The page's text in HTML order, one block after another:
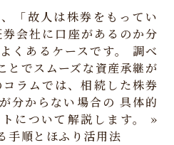
「故人は株券をもってい
券会社に口座があるのか分
くあるケースです。
調べ
とでスムーズな資産承継が
コラムでは、相続した株券
分からない場合の 具体的
について解説します。
»
手順とほふり活用法